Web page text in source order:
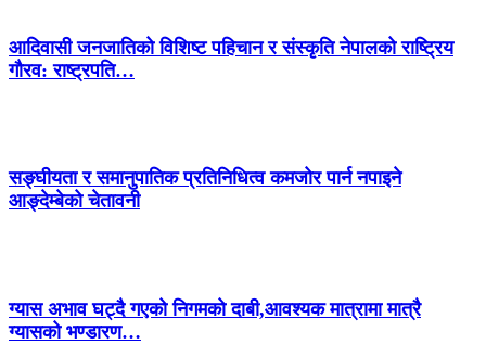
आदिवासी जनजातिको विशिष्ट पहिचान र संस्कृति नेपालको राष्ट्रिय
गौरव: राष्ट्रपति…
सङ्घीयता र समानुपातिक प्रतिनिधित्व कमजोर पार्न नपाइने
आङ्देम्बेको चेतावनी
ग्यास अभाव घट्दै गएको निगमको दाबी,आवश्यक मात्रामा मात्रै
ग्यासको भण्डारण…